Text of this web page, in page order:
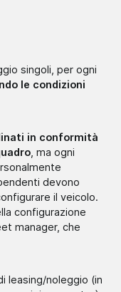
singoli, per ogni
le condizioni
in conformità
, ma ogni
devono
il veicolo.
configurazione
manager, che
leasing/noleggio (in